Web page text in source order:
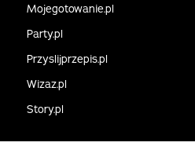
Mojegotowanie.pl
Party.pl
Przyslijprzepis.pl
Wizaz.pl
Story.pl